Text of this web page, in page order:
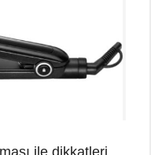
ile dikkatleri